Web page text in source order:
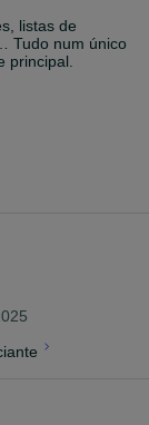
listas de
Tudo num único
principal.